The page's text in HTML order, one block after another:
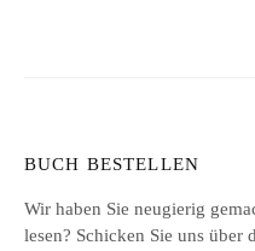
BUCH BESTELLEN
Wir haben Sie neugierig
lesen? Schicken Sie uns über